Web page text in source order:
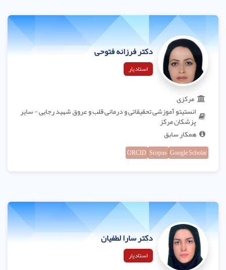
دکتر فرزانه فتوحی
استادیار
مرکزی
انستیتو آموزشی تحقیقاتی و درمانی قلب و عروق شهید رجایی - سایر
پزشکان مرکز
همکار سابق
Google Scholar
Scopus
ORCID
دکتر سارا لطفیان
استادیار